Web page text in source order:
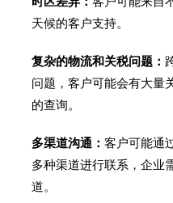
天候的客户支持。
复杂的物流和关税问题：
问题，客户可能会有大量
的查询。
多渠道沟通：客户可能通
多种渠道进行联系，企业
道。